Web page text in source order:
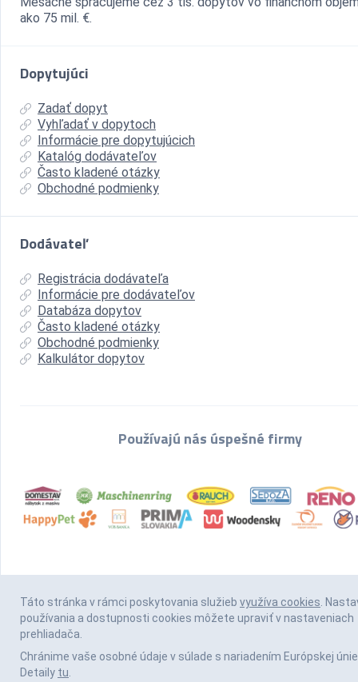
ako 75 mil. €.
Dopytujúci
Zadať dopyt
Vyhľadať v dopytoch
Informácie pre dopytujúcich
Katalóg dodávateľov
Často kladené otázky
Obchodné podmienky
Dodávateľ
Registrácia dodávateľa
Informácie pre dodávateľov
Databáza dopytov
Často kladené otázky
Obchodné podmienky
Kalkulátor dopytov
Používajú nás úspešné firmy
Táto stránka v rámci poskytovania služieb využíva cookies.
používania a dostupnosti cookies môžete upraviť v nastaveniach
prehliadača.
Chránime vaše osobné údaje v súlade s nariadením Európskej únie
Detaily tu.